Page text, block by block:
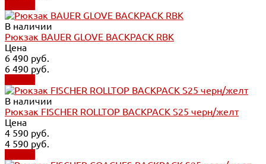
В наличии
Рюкзак BAUER GLOVE BACKPACK RBK
Цена
6 490 руб.
6 490 руб.
В наличии
Рюкзак FISCHER ROLLTOP BACKPACK S25 черн/желт
Цена
4 590 руб.
4 590 руб.